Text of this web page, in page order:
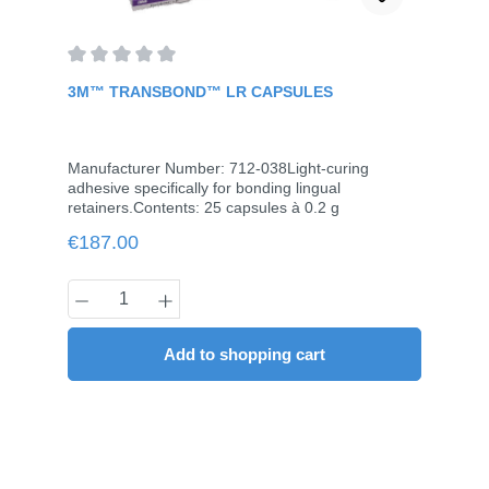
Average rating of 0 out of 5 stars
3M™ TRANSBOND™ LR CAPSULES
Manufacturer Number: 712-038Light-curing
adhesive specifically for bonding lingual
retainers.Contents: 25 capsules à 0.2 g
Regular price:
€187.00
Product Quantity: Enter the desired
Add to shopping cart